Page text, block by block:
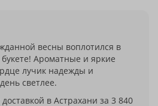
весны воплотился в
Ароматные и яркие
лучик надежды и
светлее.
в Астрахани за 3 840